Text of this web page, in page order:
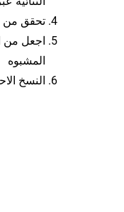
تحقق من
اجعل من
المشبوه
النسخ